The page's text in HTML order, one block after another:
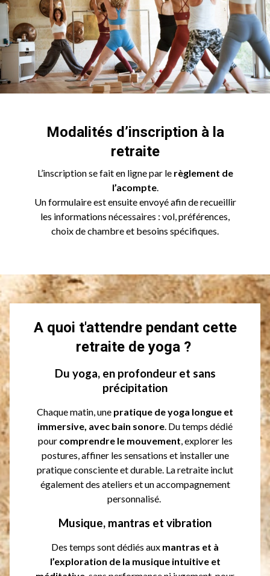
Modalités d’inscription à la
retraite
L’inscription se fait en ligne par le règlement de
l’acompte.
Un formulaire est ensuite envoyé afin de recueillir
les informations nécessaires : vol, préférences,
choix de chambre et besoins spécifiques.
A quoi t'attendre pendant cette
retraite de yoga ?
Du yoga, en profondeur et sans
précipitation
Chaque matin, une pratique de yoga longue et
immersive, avec bain sonore. Du temps dédié
pour comprendre le mouvement, explorer les
postures, affiner les sensations et installer une
pratique consciente et durable. La retraite inclut
également des ateliers et un accompagnement
personnalisé.
Musique, mantras et vibration
Des temps sont dédiés aux mantras et à
l’exploration de la musique intuitive et